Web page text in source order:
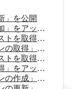
」を公開
「顧客データの追加」をアップデート
「受注データのリストを取得」をアップデート
「ショップクーポンの取得」をアップデート
「顧客データのリストを取得」をアップデート
「受注データの取得」をアップデート
「ショップクーポンの作成」を公開